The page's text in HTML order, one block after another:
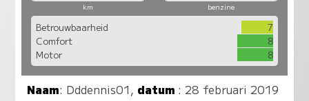
km benzine
Betrouwbaarheid
7
Comfort
8
Motor
8
Naam: Dddennis01, datum : 28 februari 2019